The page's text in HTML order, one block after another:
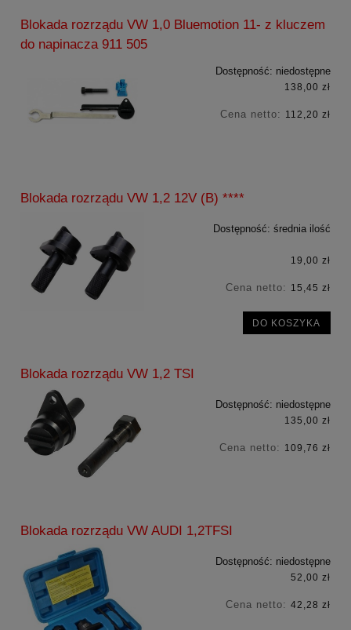
Blokada rozrządu VW 1,0 Bluemotion 11- z kluczem
do napinacza 911 505
Dostępność: niedostępne
138,00 zł
Cena netto: 112,20 zł
Blokada rozrządu VW 1,2 12V (B) ****
Dostępność: średnia ilość
19,00 zł
Cena netto: 15,45 zł
DO KOSZYKA
Blokada rozrządu VW 1,2 TSI
Dostępność: niedostępne
135,00 zł
Cena netto: 109,76 zł
Blokada rozrządu VW AUDI 1,2TFSI
Dostępność: niedostępne
52,00 zł
Cena netto: 42,28 zł